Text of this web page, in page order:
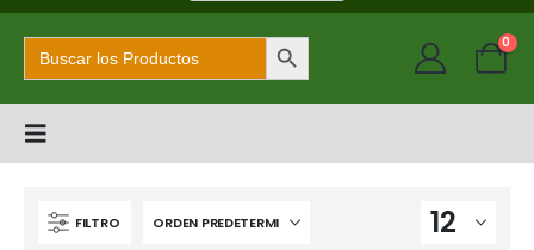
Buscar: Botón de búsqueda 0
FILTRO